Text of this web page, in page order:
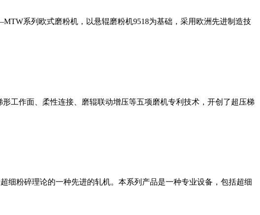
系列欧式磨粉机，以悬辊磨粉机9518为基础，采用欧洲先进制造技
工作面、柔性连接、磨辊联动增压等五项磨机专利技术，开创了超压梯
细粉碎理论的一种先进的轧机。本系列产品是一种专业设备，包括超细